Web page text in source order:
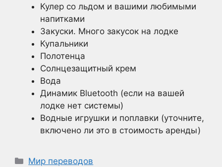
Кулер со льдом и вашими любимыми
напитками
Закуски. Много закусок на лодке
Купальники
Полотенца
Солнцезащитный крем
Вода
Динамик Bluetooth (если на вашей
лодке нет системы)
Водные игрушки и поплавки (уточните,
включено ли это в стоимость аренды)
Рубрики
Мир переводов